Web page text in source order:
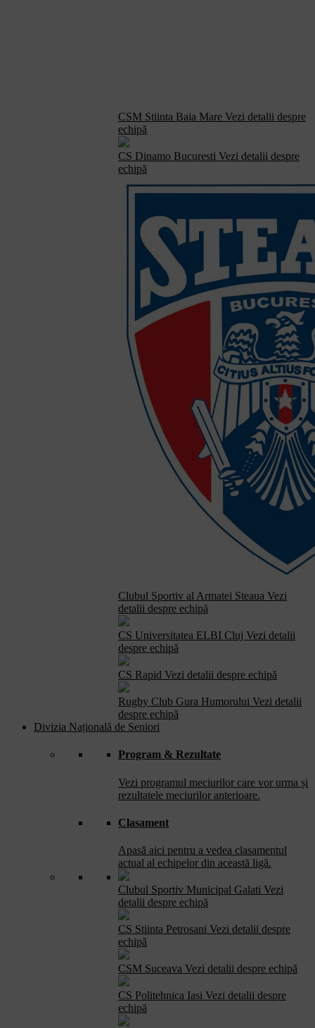
CSM Stiinta Baia Mare Vezi detalii despre
echipă
CS Dinamo Bucuresti Vezi detalii despre
echipă
Clubul Sportiv al Armatei Steaua Vezi
detalii despre echipă
CS Universitatea ELBI Cluj Vezi detalii
despre echipă
CS Rapid Vezi detalii despre echipă
Rugby Club Gura Humorului Vezi detalii
despre echipă
Divizia Națională de Seniori
Program & Rezultate
Vezi programul meciurilor care vor urma și
rezultatele meciurilor anterioare.
Clasament
Apasă aici pentru a vedea clasamentul
actual al echipelor din această ligă.
Clubul Sportiv Municipal Galati Vezi
detalii despre echipă
CS Stiinta Petrosani Vezi detalii despre
echipă
CSM Suceava Vezi detalii despre echipă
CS Politehnica Iasi Vezi detalii despre
echipă